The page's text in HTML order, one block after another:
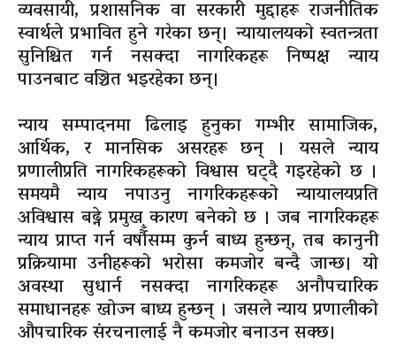
व्यवसायी, प्रशासनिक वा सरकारी मुद्दाहरू राजनीतिक
स्वार्थले प्रभावित हुने गरेका छन्। न्यायालयको स्वतन्त्रता
सुनिश्चित गर्न नसक्दा नागरिकहरू निष्पक्ष न्याय
पाउनबाट वञ्चित भइरहेका छन्।
न्याय सम्पादनमा ढिलाइ हुनुका गम्भीर सामाजिक,
आर्थिक, र मानसिक असरहरू छन् । यसले न्याय
प्रणालीप्रति नागरिकहरूको विश्वास घट्दै गइरहेको छ ।
समयमै न्याय नपाउनु नागरिकहरूको न्यायालयप्रति
अविश्वास बढ्ने प्रमुख कारण बनेको छ । जब नागरिकहरू
न्याय प्राप्त गर्न वर्षौँसम्म कुर्न बाध्य हुन्छन्, तब कानुनी
प्रक्रियामा उनीहरूको भरोसा कमजोर बन्दै जान्छ। यो
अवस्था सुधार्न नसक्दा नागरिकहरू अनौपचारिक
समाधानहरू खोज्न बाध्य हुन्छन् । जसले न्याय प्रणालीको
औपचारिक संरचनालाई नै कमजोर बनाउन सक्छ।